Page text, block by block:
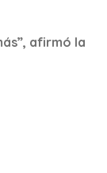
afirmó la